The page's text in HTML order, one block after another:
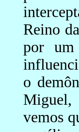
Reino
por um
o
Miguel,
vemos